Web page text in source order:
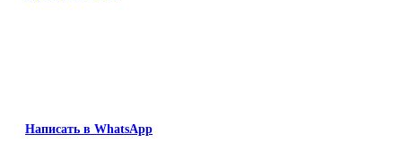
Написать в WhatsApp